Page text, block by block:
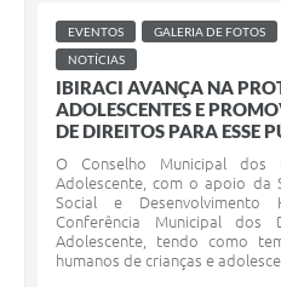
EVENTOS
GALERIA DE FOTOS
NOTÍCIAS
IBIRACI AVANÇA NA
ADOLESCENTES E
DE DIREITOS PARA ESSE
O Conselho Municipal
Adolescente, com o apoio da
Social e Desenvolvimento
Conferência Municipal
Adolescente, tendo como
humanos de crianças e